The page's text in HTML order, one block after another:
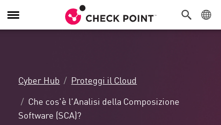
Attiva/Disattiva
navigazione
Cyber Hub
Proteggi il Cloud
Che cos'è l'Analisi della Composizione
Software (SCA)?